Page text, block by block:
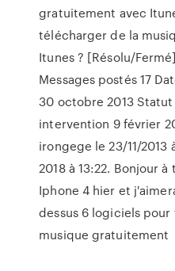
gratuitement avec
télécharger de la
Itunes ? [Résolu/
Messages postés 17
30 octobre 2013
intervention 9 février
irongege le 23/11/2013
2018 à 13:22. Bonjour
Iphone 4 hier et
dessus 6 logiciels
musique gratuitement